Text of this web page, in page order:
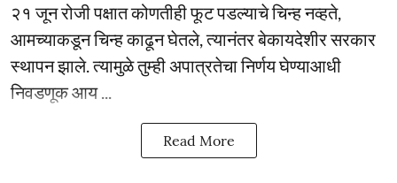
२१ जून रोजी पक्षात कोणतीही फूट पडल्याचे चिन्ह नव्हते,
आमच्याकडून चिन्ह काढून घेतले, त्यानंतर बेकायदेशीर सरकार
स्थापन झाले. त्यामुळे तुम्ही अपात्रतेचा निर्णय घेण्याआधी
निवडणूक आय ...
Read More